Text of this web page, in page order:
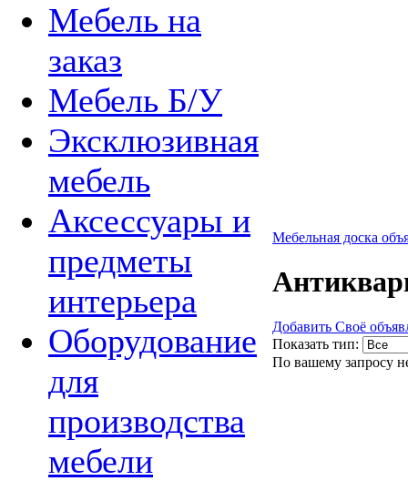
Мебель на
заказ
Мебель Б/У
Эксклюзивная
мебель
Аксессуары и
предметы
интерьера
Оборудование
для
производства
мебели
Мебельная доска
Добавить Своё
Показать тип:
По вашему запросу